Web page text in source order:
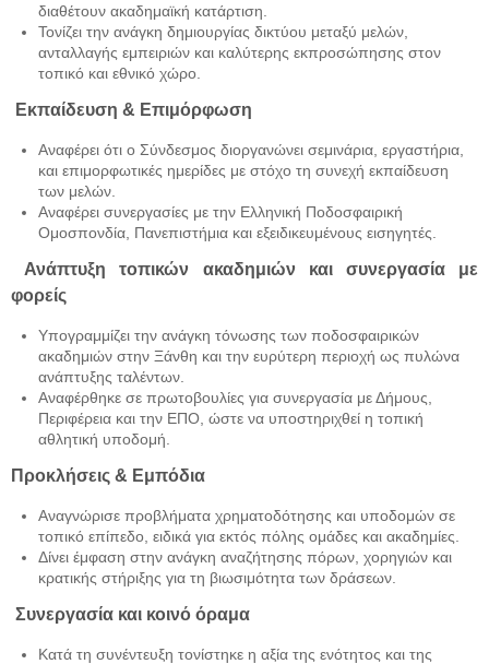
διαθέτουν ακαδημαϊκή κατάρτιση.
Τονίζει την ανάγκη δημιουργίας δικτύου μεταξύ μελών,
ανταλλαγής εμπειριών και καλύτερης εκπροσώπησης στον
τοπικό και εθνικό χώρο.
Εκπαίδευση & Επιμόρφωση
Αναφέρει ότι ο Σύνδεσμος διοργανώνει σεμινάρια, εργαστήρια,
και επιμορφωτικές ημερίδες με στόχο τη συνεχή εκπαίδευση
των μελών.
Αναφέρει συνεργασίες με την Ελληνική Ποδοσφαιρική
Ομοσπονδία, Πανεπιστήμια και εξειδικευμένους εισηγητές.
Ανάπτυξη τοπικών ακαδημιών και συνεργασία με
φορείς
Υπογραμμίζει την ανάγκη τόνωσης των ποδοσφαιρικών
ακαδημιών στην Ξάνθη και την ευρύτερη περιοχή ως πυλώνα
ανάπτυξης ταλέντων.
Αναφέρθηκε σε πρωτοβουλίες για συνεργασία με Δήμους,
Περιφέρεια και την ΕΠΟ, ώστε να υποστηριχθεί η τοπική
αθλητική υποδομή.
Προκλήσεις & Εμπόδια
Αναγνώρισε προβλήματα χρηματοδότησης και υποδομών σε
τοπικό επίπεδο, ειδικά για εκτός πόλης ομάδες και ακαδημίες.
Δίνει έμφαση στην ανάγκη αναζήτησης πόρων, χορηγιών και
κρατικής στήριξης για τη βιωσιμότητα των δράσεων.
Συνεργασία και κοινό όραμα
Κατά τη συνέντευξη τονίστηκε η αξία της ενότητος και της